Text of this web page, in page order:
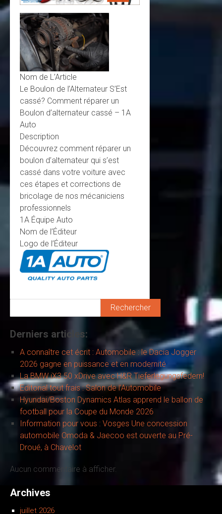
Nom de L’Article
Le Boulon de l’Alternateur S’Est
cassé? Comment réparer un
Boulon d’alternateur cassé – 1A
Auto
Description
Découvrez comment réparer un
boulon d’alternateur qui s’est
cassé dans votre voiture avec
ces étapes et corrections de
bricolage de nos mécaniciens
professionnels
1A Équipe Auto
Nom de l’Éditeur
Logo de l’Éditeur
Rechercher
Derniers articles:
A connaître cet écrit : Automobile : le Dacia Jogger
2026 gagne en puissance et en modernité
La BMW iX3 50 xDrive avec H&R Tieferlegungsfedern!
Editorial tout frais : Salon de l’Automobile
Hyundai/Boston Dynamics Atlas apprend le ballon de
football pour la Coupe du Monde 2026
Information pour vous : Vosges Une concession
automobile Omoda & Jaecoo est ouverte au Pré-
Droué, à Chavelot
Aucun commentaire à afficher.
Archives
juillet 2026